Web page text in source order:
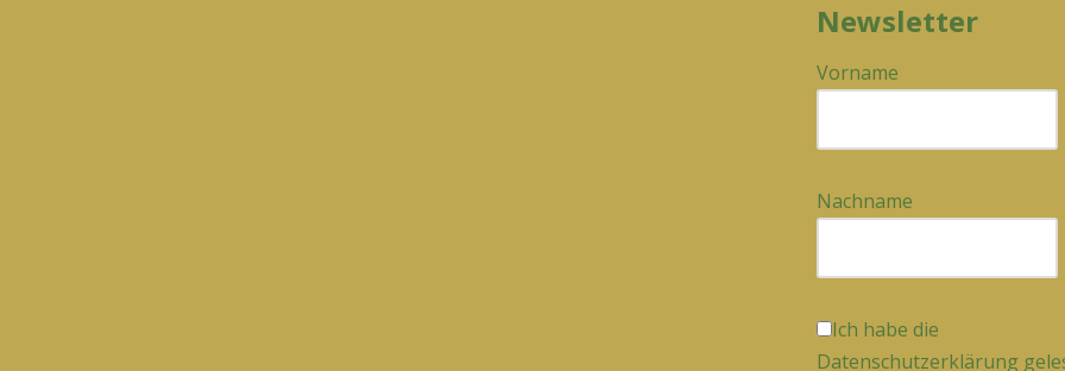
Newsletter
Vorname
Nachname
Ich habe die
Datenschutzerklärung